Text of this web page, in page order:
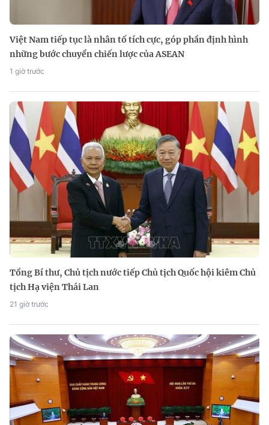
Việt Nam tiếp tục là nhân tố tích cực, góp phần định hình
những bước chuyển chiến lược của ASEAN
1 giờ trước
Tổng Bí thư, Chủ tịch nước tiếp Chủ tịch Quốc hội kiêm Chủ
tịch Hạ viện Thái Lan
21 giờ trước